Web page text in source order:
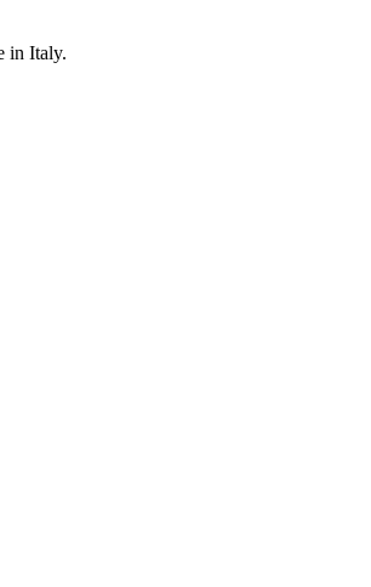
in Italy.